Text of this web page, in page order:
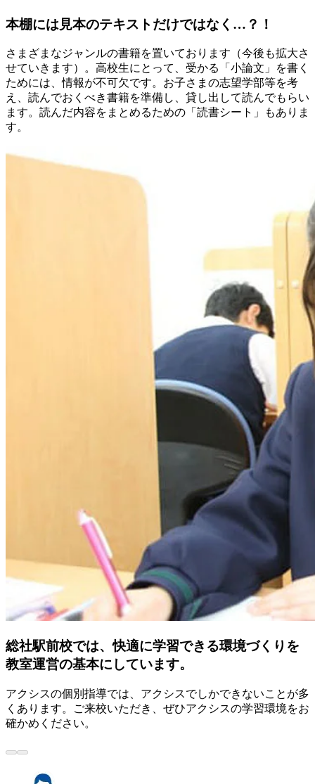
本棚には見本のテキストだけではなく…？！
さまざまなジャンルの書籍を置いております（今後も拡大さ
せていきます）。高校生にとって、受かる「小論文」を書く
ためには、情報が不可欠です。お子さまの志望学部等を考
え、読んでおくべき書籍を準備し、貸し出して読んでもらい
ます。読んだ内容をまとめるための「読書シート」もありま
す。
総社駅前校では、快適に学習できる環境づくりを
教室運営の基本にしています。
アクシスの個別指導では、アクシスでしかできないことが多
くあります。ご来校いただき、ぜひアクシスの学習環境をお
確かめください。